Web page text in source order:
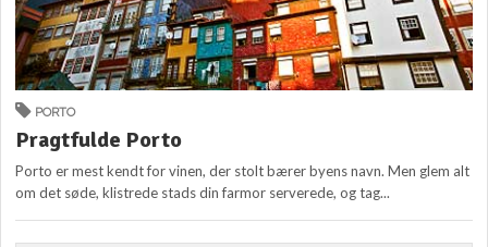
PORTO
Pragtfulde Porto
Porto er mest kendt for vinen, der stolt bærer byens navn. Men glem alt
om det søde, klistrede stads din farmor serverede, og tag...